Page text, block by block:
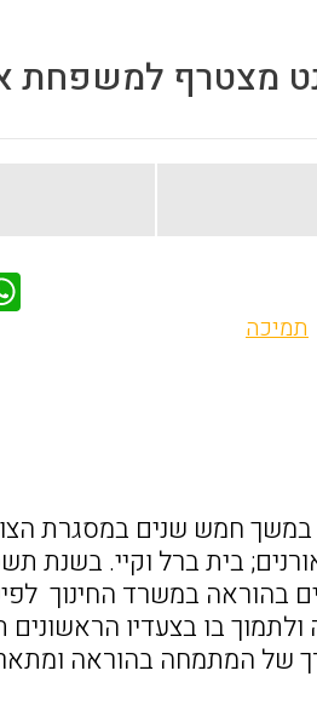
מצטרף למשפחת
תמיכה
חמש שנים במסגרת
בית ברל וקיי. בשנת
במשרד החינוך
בו בצעדיו הראשונים
של המתמחה בהוראה